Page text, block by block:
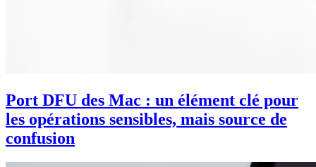
Port DFU des Mac : un élément clé pour
les opérations sensibles, mais source de
confusion